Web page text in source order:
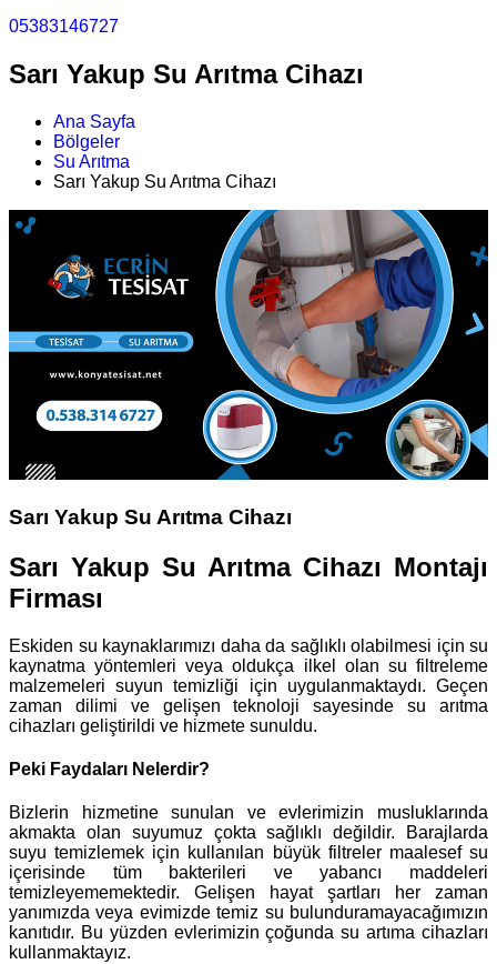
05383146727
Sarı Yakup Su Arıtma Cihazı
Ana Sayfa
Bölgeler
Su Arıtma
Sarı Yakup Su Arıtma Cihazı
Sarı Yakup Su Arıtma Cihazı
Sarı Yakup Su Arıtma Cihazı Montajı
Firması
Eskiden su kaynaklarımızı daha da sağlıklı olabilmesi için su
kaynatma yöntemleri veya oldukça ilkel olan su filtreleme
malzemeleri suyun temizliği için uygulanmaktaydı. Geçen
zaman dilimi ve gelişen teknoloji sayesinde su arıtma
cihazları geliştirildi ve hizmete sunuldu.
Peki Faydaları Nelerdir?
Bizlerin hizmetine sunulan ve evlerimizin musluklarında
akmakta olan suyumuz çokta sağlıklı değildir. Barajlarda
suyu temizlemek için kullanılan büyük filtreler maalesef su
içerisinde tüm bakterileri ve yabancı maddeleri
temizleyememektedir. Gelişen hayat şartları her zaman
yanımızda veya evimizde temiz su bulunduramayacağımızın
kanıtıdır. Bu yüzden evlerimizin çoğunda su artıma cihazları
kullanmaktayız.